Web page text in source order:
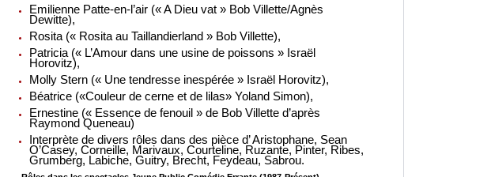
Emilienne Patte-en-l’air (« A Dieu vat » Bob Villette/Agnès
Dewitte),
Rosita (« Rosita au Taillandierland » Bob Villette),
Patricia (« L’Amour dans une usine de poissons » Israël
Horovitz),
Molly Stern (« Une tendresse inespérée » Israël Horovitz),
Béatrice («Couleur de cerne et de lilas» Yoland Simon),
Ernestine (« Essence de fenouil » de Bob Villette d’après
Raymond Queneau)
Interprète de divers rôles dans des pièce d’ Aristophane, Sean
O’Casey, Corneille, Marivaux, Courteline, Ruzante, Pinter, Ribes,
Grumberg, Labiche, Guitry, Brecht, Feydeau, Sabrou.